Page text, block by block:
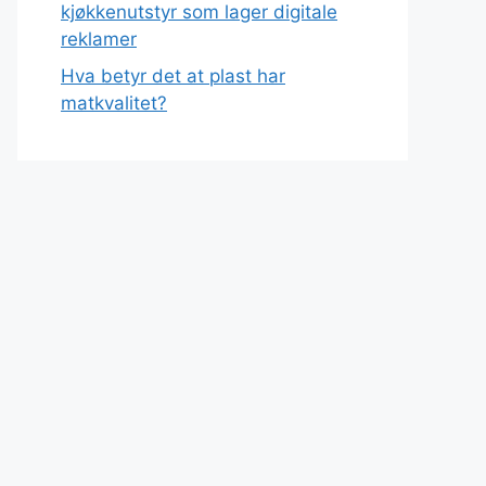
kjøkkenutstyr som lager digitale
reklamer
Hva betyr det at plast har
matkvalitet?